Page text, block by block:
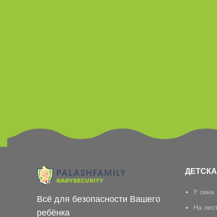
Всё для безопасности Вашего
ребёнка
У окна
На